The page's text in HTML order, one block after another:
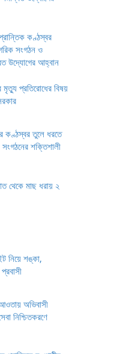
প্রান্তিক কণ্ঠস্বর
সংগঠন ও
উদ্যোগের আহ্বান
মৃত্যু প্রতিরোধের বিষয়
কণ্ঠস্বর তুলে ধরতে
শক্তিশালী
থেকে মাছ ধরায় ২
নিয়ে শঙ্কা,
অভিবাসী
নিশ্চিতকরণে